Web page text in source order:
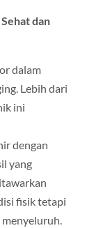
dan
dalam
Lebih dari
ini
dengan
yang
fisik tetapi